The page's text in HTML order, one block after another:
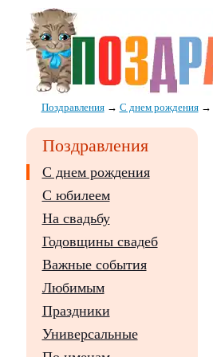
Поздравления→ С днем рождения→
Поздравления
С днем рождения
С юбилеем
На свадьбу
Годовщины свадеб
Важные события
Любимым
Праздники
Универсальные